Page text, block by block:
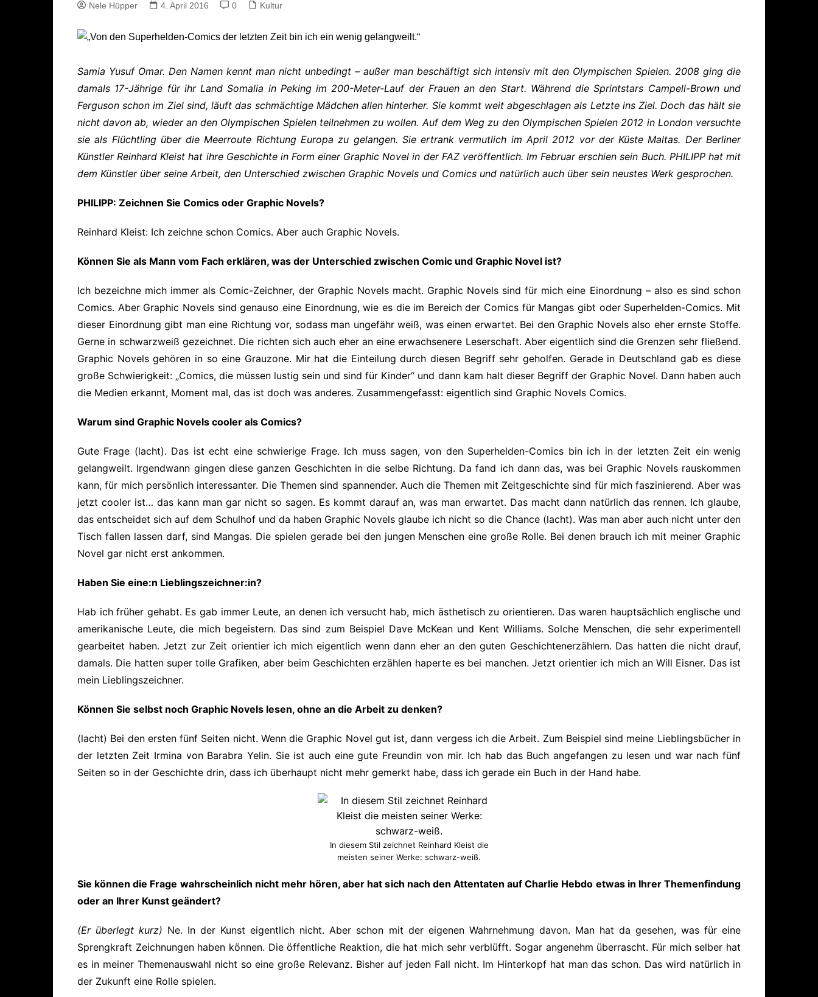
Nele Hüpper 4. April 2016 0 Kultur
Samia Yusuf Omar. Den Namen kennt man nicht unbedingt – außer man beschäftigt sich intensiv mit den Olympischen Spielen. 2008 ging die
damals 17-Jährige für ihr Land Somalia in Peking im 200-Meter-Lauf der Frauen an den Start. Während die Sprintstars Campell-Brown und
Ferguson schon im Ziel sind, läuft das schmächtige Mädchen allen hinterher. Sie kommt weit abgeschlagen als Letzte ins Ziel. Doch das hält sie
nicht davon ab, wieder an den Olympischen Spielen teilnehmen zu wollen. Auf dem Weg zu den Olympischen Spielen 2012 in London versuchte
sie als Flüchtling über die Meerroute Richtung Europa zu gelangen. Sie ertrank vermutlich im April 2012 vor der Küste Maltas. Der Berliner
Künstler Reinhard Kleist hat ihre Geschichte in Form einer Graphic Novel in der FAZ veröffentlich. Im Februar erschien sein Buch. PHILIPPhat mit
dem Künstler über seine Arbeit, den Unterschied zwischen Graphic Novels und Comics und natürlich auch über sein neustes Werk gesprochen.
PHILIPP: Zeichnen Sie Comics oder Graphic Novels?
Reinhard Kleist: Ich zeichne schon Comics. Aber auch Graphic Novels.
Können Sie als Mann vom Fach erklären, was der Unterschied zwischen Comic und Graphic Novel ist?
Ich bezeichne mich immer als Comic-Zeichner, der Graphic Novels macht. Graphic Novels sind für mich eine Einordnung – also es sind schon
Comics. Aber Graphic Novels sind genauso eine Einordnung, wie es die im Bereich der Comics für Mangas gibt oder Superhelden-Comics. Mit
dieser Einordnung gibt man eine Richtung vor, sodass man ungefähr weiß, was einen erwartet. Bei den Graphic Novels also eher ernste Stoffe.
Gerne in schwarzweiß gezeichnet. Die richten sich auch eher an eine erwachsenere Leserschaft. Aber eigentlich sind die Grenzen sehr fließend.
Graphic Novels gehören in so eine Grauzone. Mir hat die Einteilung durch diesen Begriff sehr geholfen. Gerade in Deutschland gab es diese
große Schwierigkeit: „Comics, die müssen lustig sein und sind für Kinder“ und dann kam halt dieser Begriff der Graphic Novel. Dann haben auch
die Medien erkannt, Moment mal, das ist doch was anderes. Zusammengefasst: eigentlich sind Graphic Novels Comics.
Warum sind Graphic Novels cooler als Comics?
Gute Frage (lacht). Das ist echt eine schwierige Frage. Ich muss sagen, von den Superhelden-Comics bin ich in der letzten Zeit ein wenig
gelangweilt. Irgendwann gingen diese ganzen Geschichten in die selbe Richtung. Da fand ich dann das, was bei Graphic Novels rauskommen
kann, für mich persönlich interessanter. Die Themen sind spannender. Auch die Themen mit Zeitgeschichte sind für mich faszinierend. Aber was
jetzt cooler ist… das kann man gar nicht so sagen. Es kommt darauf an, was man erwartet. Das macht dann natürlich das rennen. Ich glaube,
das entscheidet sich auf dem Schulhof und da haben Graphic Novels glaube ich nicht so die Chance (lacht). Was man aber auch nicht unter den
Tisch fallen lassen darf, sind Mangas. Die spielen gerade bei den jungen Menschen eine große Rolle. Bei denen brauch ich mit meiner Graphic
Novel gar nicht erst ankommen.
Haben Sie eine:n Lieblingszeichner:in?
Hab ich früher gehabt. Es gab immer Leute, an denen ich versucht hab, mich ästhetisch zu orientieren. Das waren hauptsächlich englische und
amerikanische Leute, die mich begeistern. Das sind zum Beispiel Dave McKean und Kent Williams. Solche Menschen, die sehr experimentell
gearbeitet haben. Jetzt zur Zeit orientier ich mich eigentlich wenn dann eher an den guten Geschichtenerzählern. Das hatten die nicht drauf,
damals. Die hatten super tolle Grafiken, aber beim Geschichten erzählen haperte es bei manchen. Jetzt orientier ich mich an Will Eisner. Das ist
mein Lieblingszeichner.
Können Sie selbst noch Graphic Novels lesen, ohne an die Arbeit zu denken?
(lacht) Bei den ersten fünf Seiten nicht. Wenn die Graphic Novel gut ist, dann vergess ich die Arbeit. Zum Beispiel sind meine Lieblingsbücher in
der letzten Zeit Irmina von Barabra Yelin. Sie ist auch eine gute Freundin von mir. Ich hab das Buch angefangen zu lesen und war nach fünf
Seiten so in der Geschichte drin, dass ich überhaupt nicht mehr gemerkt habe, dass ich gerade ein Buch in der Hand habe.
In diesem Stil zeichnet Reinhard Kleist die
meisten seiner Werke: schwarz-weiß.
Sie können die Frage wahrscheinlich nicht mehr hören, aber hat sich nach den Attentaten auf Charlie Hebdo etwas in Ihrer Themenfindung
oder an Ihrer Kunst geändert?
(Er überlegt kurz) Ne. In der Kunst eigentlich nicht. Aber schon mit der eigenen Wahrnehmung davon. Man hat da gesehen, was für eine
Sprengkraft Zeichnungen haben können. Die öffentliche Reaktion, die hat mich sehr verblüfft. Sogar angenehm überrascht. Für mich selber hat
es in meiner Themenauswahl nicht so eine große Relevanz. Bisher auf jeden Fall nicht. Im Hinterkopf hat man das schon. Das wird natürlich in
der Zukunft eine Rolle spielen.